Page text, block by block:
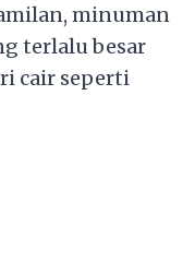
minuman
terlalu besar
cair seperti